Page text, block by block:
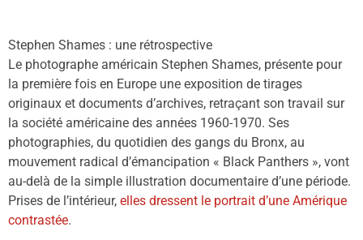
Stephen Shames : une rétrospective
Le photographe américain Stephen Shames, présente pour
la première fois en Europe une exposition de tirages
originaux et documents d’archives, retraçant son travail sur
la société américaine des années 1960-1970. Ses
photographies, du quotidien des gangs du Bronx, au
mouvement radical d’émancipation « Black Panthers », vont
au-delà de la simple illustration documentaire d’une période.
Prises de l’intérieur, elles dressent le portrait d’une Amérique
contrastée.